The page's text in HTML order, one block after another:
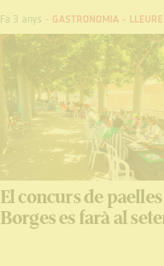
Fa 3 anys - GASTRONOMIA- LLEURE
El concurs de
Borges es farà al